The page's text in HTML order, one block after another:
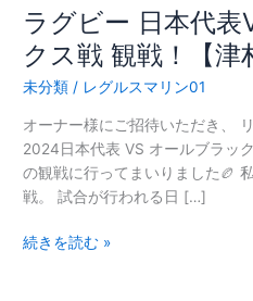
ラグビー 日本代表
クス戦 観戦！【津
未分類 / レグルスマリン01
オーナー様にご招待いただき、
2024日本代表 VS オールブラッ
の観戦に行ってまいりました🏉
戦。 試合が行われる日 […]
ル
ブ
ラ
ッ
ス
戦
観
戦！
村】
続きを読む »